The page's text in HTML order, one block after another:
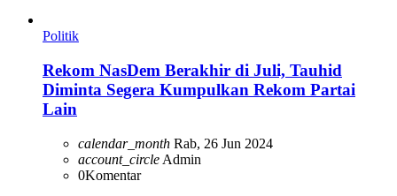
Politik
Rekom NasDem Berakhir di Juli, Tauhid
Diminta Segera Kumpulkan Rekom Partai
Lain
calendar_month Rab, 26 Jun 2024
account_circle Admin
0Komentar